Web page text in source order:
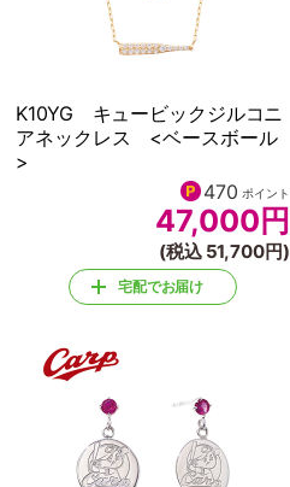
K10YG キュービックジルコニ
アネックレス <ベースボール
>
470 ポイント
47,000 円
(税込 51,700円)
宅配でお届け